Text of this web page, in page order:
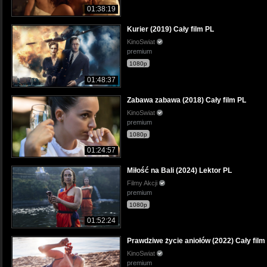
01:38:19
01:48:37
Kurier (2019) Cały film PL
KinoSwiat
premium
1080p
01:24:57
Zabawa zabawa (2018) Cały film PL
KinoSwiat
premium
1080p
01:52:24
Miłość na Bali (2024) Lektor PL
Filmy Akcji
premium
1080p
Prawdziwe życie aniołów (2022) Cały film
KinoSwiat
premium